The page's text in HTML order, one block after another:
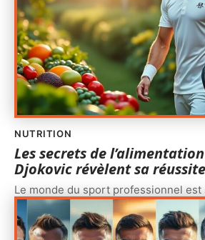
NUTRITION
Les secrets de
Djokovic révèlent sa
Le monde du sport professionnel est